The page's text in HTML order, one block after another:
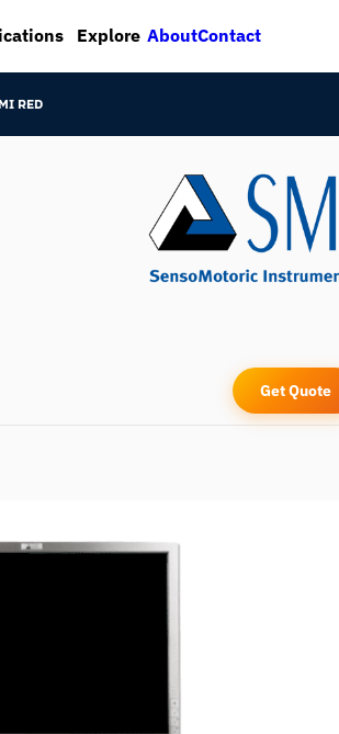
Explore AboutContact
RED
Get Quote